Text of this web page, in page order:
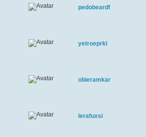
pedobeardf
yetroeprkl
obieramkar
lerafuxsi